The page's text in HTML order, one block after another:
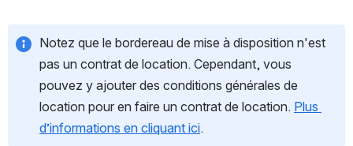
Notez que le bordereau de mise à disposition n'est
pas un contrat de location. Cependant, vous
pouvez y ajouter des conditions générales de
location pour en faire un contrat de location. Plus
d’informations en cliquant ici.